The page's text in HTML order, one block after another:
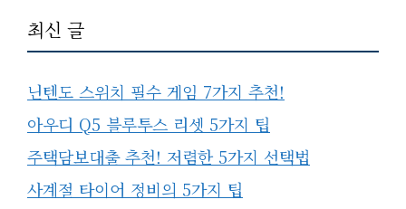
최신 글
닌텐도 스위치 필수 게임 7가지 추천!
아우디 Q5 블루투스 리셋 5가지 팁
주택담보대출 추천! 저렴한 5가지 선택법
사계절 타이어 정비의 5가지 팁